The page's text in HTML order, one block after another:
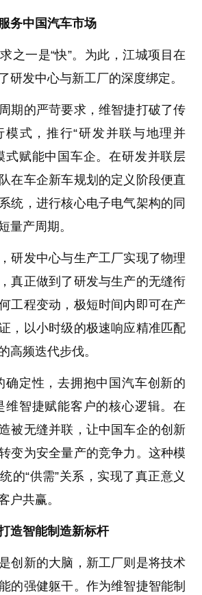
务中国汽车市场
之一是“快”。为此，江城项目在
研发中心与新工厂的深度绑定。
期的严苛要求，维智捷打破了传
模式，推行“研发并联与地理并
式赋能中国车企。在研发并联层
在车企新车规划的定义阶段便直
统，进行核心电子电气架构的同
量产周期。
研发中心与生产工厂实现了物理
真正做到了研发与生产的无缝衔
工程变动，极短时间内即可在产
，以小时级的极速响应精准匹配
高频迭代步伐。
确定性，去拥抱中国汽车创新的
维智捷赋能客户的核心逻辑。在
被无缝并联，让中国车企的创新
变为安全量产的竞争力。这种模
的“供需”关系，实现了真正意义
户共赢。
造智能制造新标杆
创新的大脑，新工厂则是将技术
的强健躯干。作为维智捷智能制